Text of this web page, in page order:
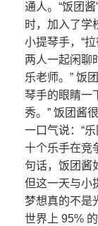
通人。“饭团
时，加入了学
小提琴手，“
两人一起闲聊
乐老师。” 饭
琴手的眼睛一
秀。” 饭团酱
一口气说：“
十个乐手在竞
句话，饭团酱
但这一天与小
梦想真的不是
世界上 95%